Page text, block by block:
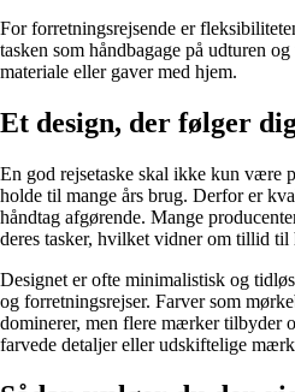
For forretningsrejsende er
tasken som håndbagage på udturen
materiale eller gaver med hjem.
Et design, der følger
En god rejsetaske skal ikke kun være
holde til mange års brug. Derfor er
håndtag afgørende. Mange
deres tasker, hvilket vidner om tillid til
Designet er ofte minimalistisk og
og forretningsrejser. Farver som
dominerer, men flere mærker tilbyder
farvede detaljer eller udskiftelige